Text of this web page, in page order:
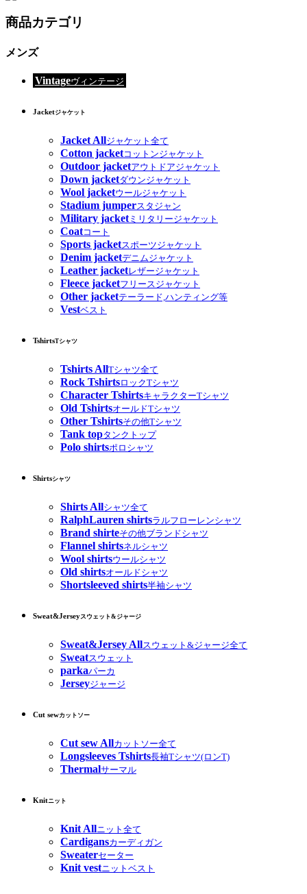
商品カテゴリ
メンズ
Vintageヴィンテージ
Jacketジャケット
Jacket Allジャケット全て
Cotton jacketコットンジャケット
Outdoor jacketアウトドアジャケット
Down jacketダウンジャケット
Wool jacketウールジャケット
Stadium jumperスタジャン
Military jacketミリタリージャケット
Coatコート
Sports jacketスポーツジャケット
Denim jacketデニムジャケット
Leather jacketレザージャケット
Fleece jacketフリースジャケット
Other jacketテーラード,ハンティング等
Vestベスト
TshirtsTシャツ
Tshirts AllTシャツ全て
Rock TshirtsロックTシャツ
Character TshirtsキャラクターTシャツ
Old TshirtsオールドTシャツ
Other Tshirtsその他Tシャツ
Tank topタンクトップ
Polo shirtsポロシャツ
Shirtsシャツ
Shirts Allシャツ全て
RalphLauren shirtsラルフローレンシャツ
Brand shirteその他ブランドシャツ
Flannel shirtsネルシャツ
Wool shirtsウールシャツ
Old shirtsオールドシャツ
Shortsleeved shirts半袖シャツ
Sweat&Jerseyスウェット&ジャージ
Sweat&Jersey Allスウェット&ジャージ全て
Sweatスウェット
parkaパーカ
Jerseyジャージ
Cut sewカットソー
Cut sew Allカットソー全て
Longsleeves Tshirts長袖Tシャツ(ロンT)
Thermalサーマル
Knitニット
Knit Allニット全て
Cardigansカーディガン
Sweaterセーター
Knit vestニットベスト